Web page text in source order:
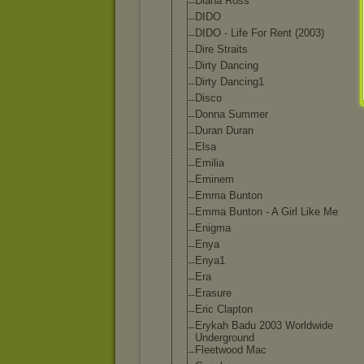
DIDO
DIDO - Life For Rent (2003)
Dire Straits
Dirty Dancing
Dirty Dancing1
Disco
Donna Summer
Duran Duran
Elsa
Emilia
Eminem
Emma Bunton
Emma Bunton - A Girl Like Me
Enigma
Enya
Enya1
Era
Erasure
Eric Clapton
Erykah Badu 2003 Worldwide
Underground
Fleetwood Mac